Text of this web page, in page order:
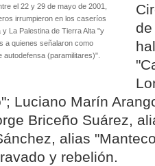
el 22 y 29 de mayo de 2001,
irrumpieron en los caseríos
La Palestina de Tierra Alta "y
a quienes señalaron como
autodefensa (paramilitares)".
Luciano Marín
Briceño Suárez,
alias
y rebelión.